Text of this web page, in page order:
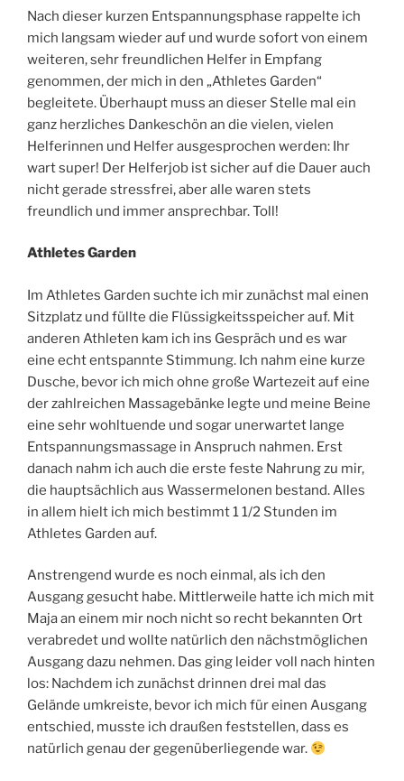
Nach dieser kurzen Entspannungsphase rappelte ich
mich langsam wieder auf und wurde sofort von einem
weiteren, sehr freundlichen Helfer in Empfang
genommen, der mich in den „Athletes Garden“
begleitete. Überhaupt muss an dieser Stelle mal ein
ganz herzliches Dankeschön an die vielen, vielen
Helferinnen und Helfer ausgesprochen werden: Ihr
wart super! Der Helferjob ist sicher auf die Dauer auch
nicht gerade stressfrei, aber alle waren stets
freundlich und immer ansprechbar. Toll!
Athletes Garden
Im Athletes Garden suchte ich mir zunächst mal einen
Sitzplatz und füllte die Flüssigkeitsspeicher auf. Mit
anderen Athleten kam ich ins Gespräch und es war
eine echt entspannte Stimmung. Ich nahm eine kurze
Dusche, bevor ich mich ohne große Wartezeit auf eine
der zahlreichen Massagebänke legte und meine Beine
eine sehr wohltuende und sogar unerwartet lange
Entspannungsmassage in Anspruch nahmen. Erst
danach nahm ich auch die erste feste Nahrung zu mir,
die hauptsächlich aus Wassermelonen bestand. Alles
in allem hielt ich mich bestimmt 1 1/2 Stunden im
Athletes Garden auf.
Anstrengend wurde es noch einmal, als ich den
Ausgang gesucht habe. Mittlerweile hatte ich mich mit
Maja an einem mir noch nicht so recht bekannten Ort
verabredet und wollte natürlich den nächstmöglichen
Ausgang dazu nehmen. Das ging leider voll nach hinten
los: Nachdem ich zunächst drinnen drei mal das
Gelände umkreiste, bevor ich mich für einen Ausgang
entschied, musste ich draußen feststellen, dass es
natürlich genau der gegenüberliegende war.